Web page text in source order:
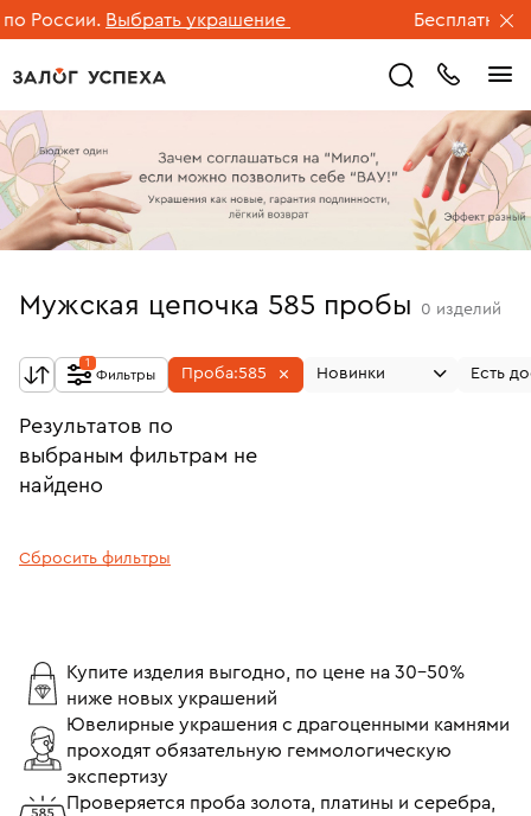
России. Выбрать украшение Бесплатная
Мужская цепочка 585 пробы 0 изделий
Фильтры
1
Проба:585 Новинки Есть
Результатов по
выбраным фильтрам не
найдено
Сбросить фильтры
Купите изделия выгодно, по цене на 30-50%
ниже новых украшений
Ювелирные украшения с драгоценными камнями
проходят обязательную геммологическую
экспертизу
Проверяется проба золота, платины и серебра,